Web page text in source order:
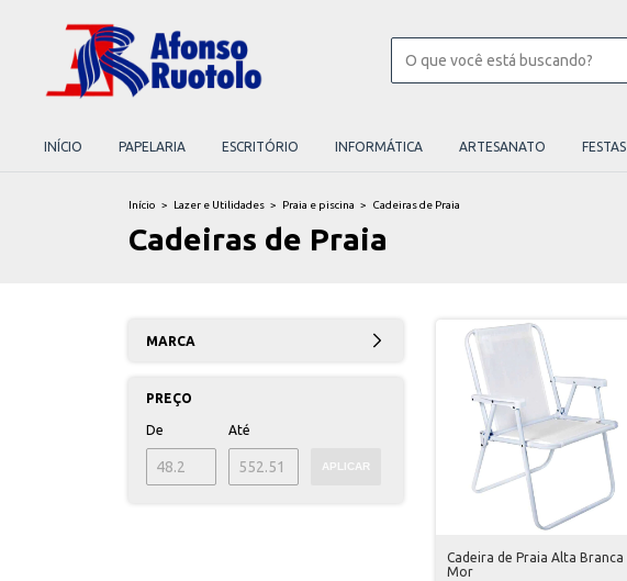
INÍCIO PAPELARIA ESCRITÓRIO INFORMÁTICA ARTESANATO FESTAS
Início > Lazer e Utilidades > Praia e piscina > Cadeiras de Praia
Cadeiras de Praia
MARCA
PREÇO
De Até
APLICAR
Cadeira de Praia Alta Branca
Mor